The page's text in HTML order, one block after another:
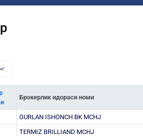
Брокерлик идораси номи
GURLAN ISHONCH BK MCHJ
TERMIZ BRILLIAND MCHJ